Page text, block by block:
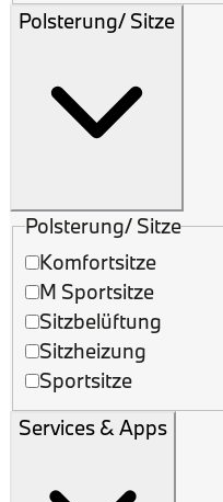
Polsterung/ Sitze
Polsterung/ Sitze
Komfortsitze
M Sportsitze
Sitzbelüftung
Sitzheizung
Sportsitze
Services & Apps